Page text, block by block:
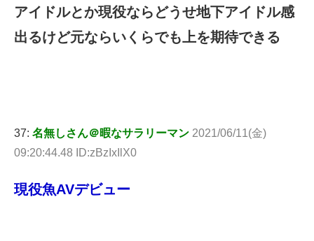
アイドルとか現役ならどうせ地下アイドル感
出るけど元ならいくらでも上を期待できる
37: 名無しさん＠暇なサラリーマン 2021/06/11(金)
09:20:44.48 ID:zBzIxIlX0
現役魚AVデビュー